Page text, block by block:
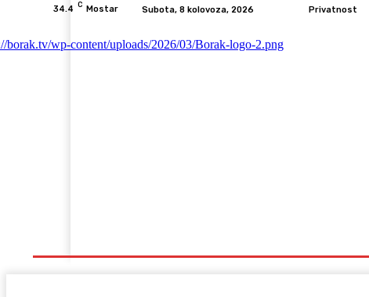
34.4 C Mostar Subota, 8 kolovoza, 2026 Privatnost